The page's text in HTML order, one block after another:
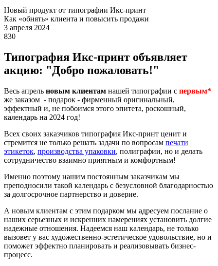
Новый продукт от типографии Икс-принт
Как «обнять» клиента и повысить продажи
3 апреля 2024
830
Типография Икс-принт объявляет
акцию: "Добро пожаловать!"
Весь апрель новым клиентам нашей типографии с первым*
же заказом - подарок - фирменный оригинальный,
эффектный и, не побоимся этого эпитета, роскошный,
календарь на 2024 год!
Всех своих заказчиков типография Икс-принт ценит и
стремится не только решать задачи по вопросам печати
этикеток, производства упаковки, полиграфии, но и делать
сотрудничество взаимно приятным и комфортным!
Именно поэтому нашим постоянным заказчикам мы
преподносили такой календарь с безусловной благодарностью
за долгосрочное партнерство и доверие.
А новым клиентам с этим подарком мы адресуем послание о
наших серьезных и искренних намерениях установить долгие
надежные отношения. Надеемся наш календарь, не только
вызовет у вас художественно-эстетическое удовольствие, но и
поможет эффектно планировать и реализовывать бизнес-
процесс.